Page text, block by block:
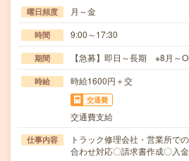
曜日頻度 月～金
時間 9:00～17:30
期間 【急募】即日～長期 ※8月～
時給 時給1600円＋交
交通費
交通費支給
仕事内容
トラック修理会社・営業所で
合わせ対応〇請求書作成〇入